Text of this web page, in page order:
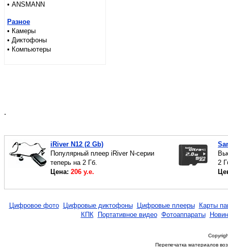
• ANSMANN
Разное
• Камеры
• Диктофоны
• Компьютеры
.
iRiver N12 (2 Gb)
Популярный плеер iRiver N-серии
теперь на 2 Гб.
Цена: 206 у.е.
2
Цифровое фото Цифровые диктофоны Цифровые плееры
Карты
КПК
Портативное видео Фотоаппараты
Перепечатка материалов